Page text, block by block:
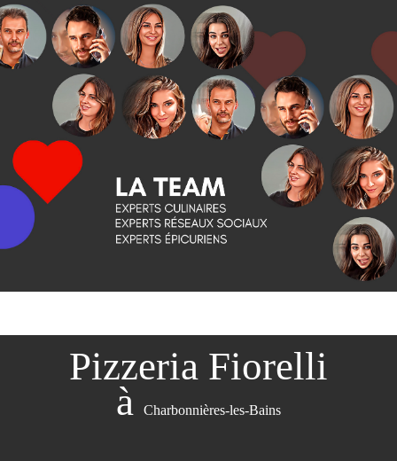
Pizzeria Fiorelli
à
Charbonnières-les-Bains